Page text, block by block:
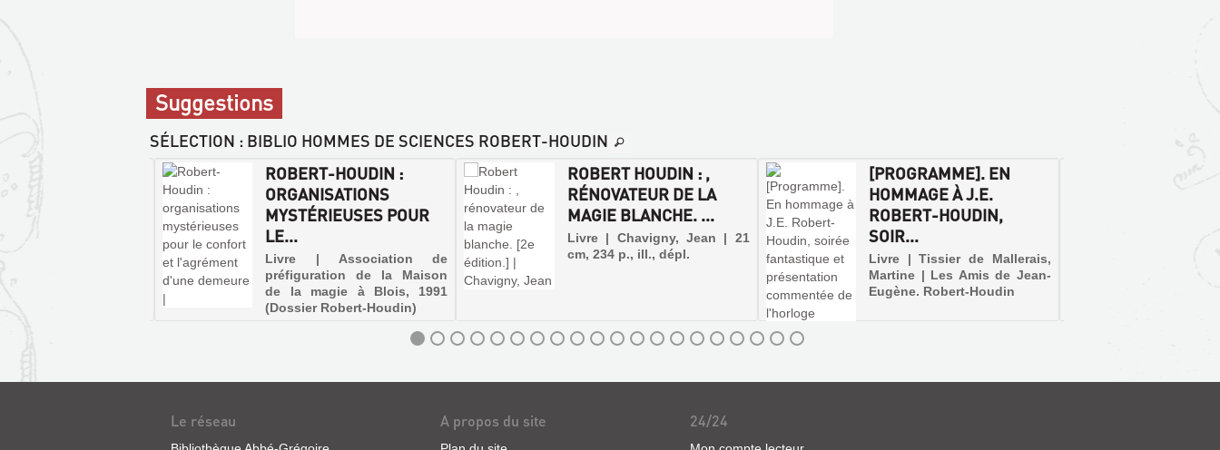
Suggestions
SÉLECTION : BIBLIO HOMMES DE SCIENCES ROBERT-HOUDIN
ROBERT HOUDIN : ,
RÉNOVATEUR DE LA
MAGIE BLANCHE. ...
Livre | Chavigny, Jean | 21
cm, 234 p., ill., dépl.
[PROGRAMME]. EN
HOMMAGE À J.E.
ROBERT-HOUDIN,
SOIR...
Livre | Tissier de Mallerais,
Martine | Les Amis de Jean-
Eugène. Robert-Houdin
ROBERT-HOUDIN :
ORGANISATIONS
MYSTÉRIEUSES POUR
LE...
Livre | Association de
préfiguration de la Maison
de la magie à Blois, 1991
(Dossier Robert-Houdin)
Le réseau A propos du site 24/24